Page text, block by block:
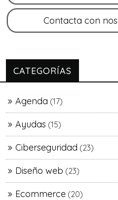
CATEGORÍAS
Agenda (17)
Ayudas (15)
Ciberseguridad (23)
Diseño web (23)
Ecommerce (20)